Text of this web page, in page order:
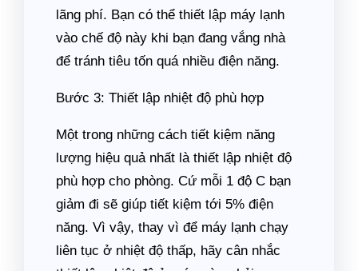
lãng phí. Bạn có thể thiết lập máy lạnh
vào chế độ này khi bạn đang vắng nhà
để tránh tiêu tốn quá nhiều điện năng.
Bước 3: Thiết lập nhiệt độ phù hợp
Một trong những cách tiết kiệm năng
lượng hiệu quả nhất là thiết lập nhiệt độ
phù hợp cho phòng. Cứ mỗi 1 độ C bạn
giảm đi sẽ giúp tiết kiệm tới 5% điện
năng. Vì vậy, thay vì để máy lạnh chạy
liên tục ở nhiệt độ thấp, hãy cân nhắc